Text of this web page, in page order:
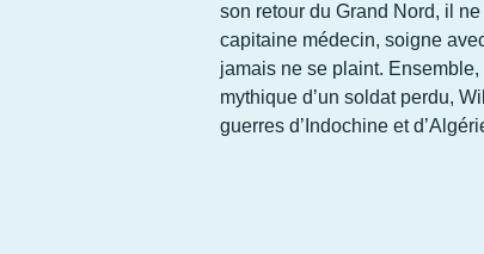
son retour du Grand Nord, il
capitaine médecin, soigne
jamais ne se plaint.
mythique d’un soldat perdu,
guerres d’Indochine et